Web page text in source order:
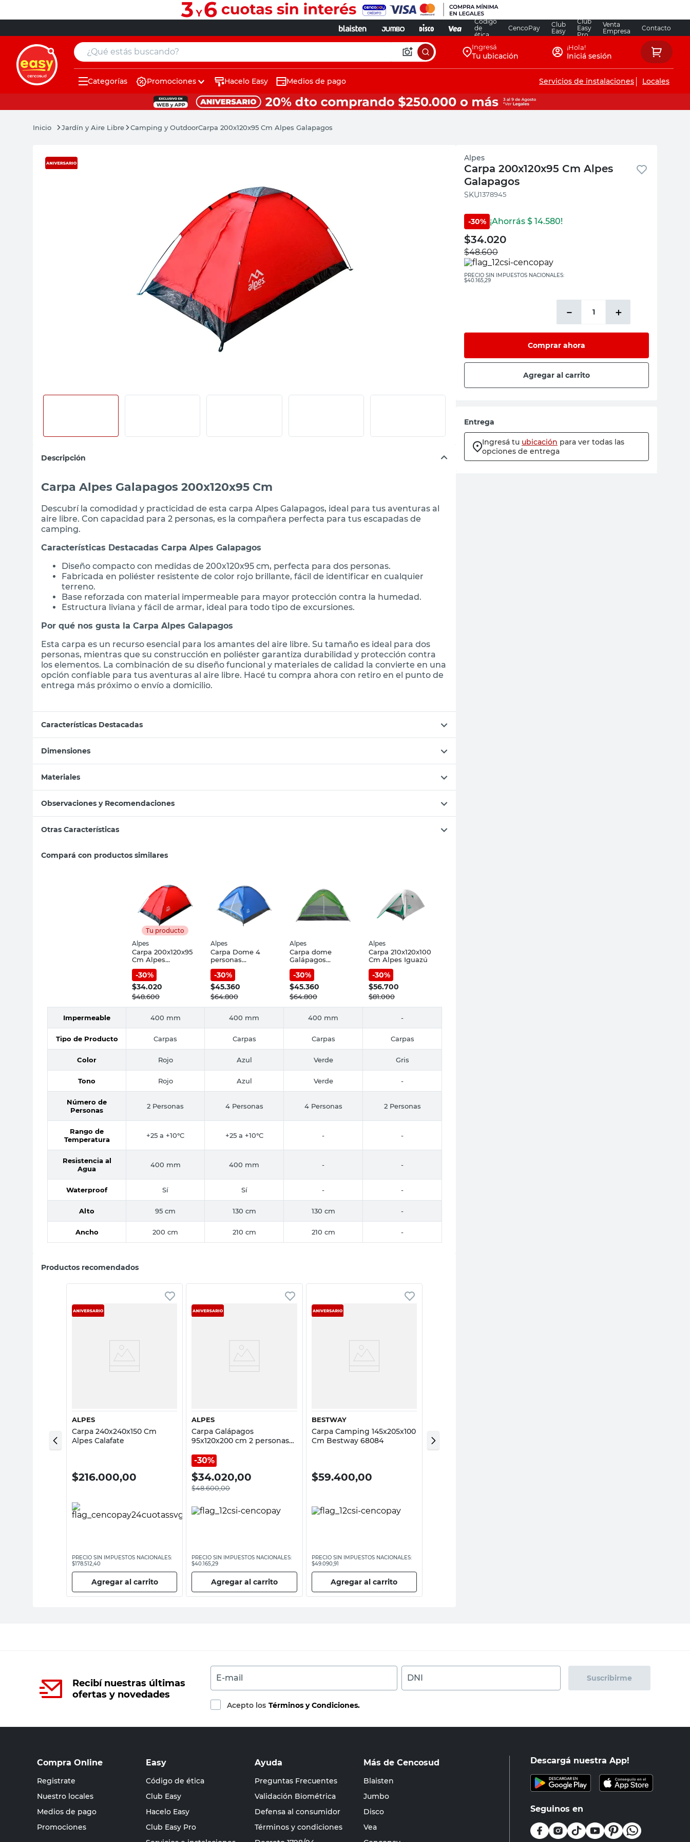
Código
de
ética
CencoPay
Club
Easy
Club
Easy
Pro
Venta
Empresa
Contacto
¿Qué estás buscando? Ingresá
Tu ubicación
¡Hola!
Iniciá sesión
Categorías Promociones Hacelo Easy Medios de pago Servicios de instalaciones Locales
Jardín y Aire Libre Camping y OutdoorCarpa 200x120x95 Cm Alpes Galapagos
Descripción
Carpa Alpes Galapagos 200x120x95 Cm
Descubrí la comodidad y practicidad de esta carpa Alpes Galapagos, ideal para tus aventuras al
aire libre. Con capacidad para 2 personas, es la compañera perfecta para tus escapadas de
camping.
Características Destacadas Carpa Alpes Galapagos
Diseño compacto con medidas de 200x120x95 cm, perfecta para dos personas.
Fabricada en poliéster resistente de color rojo brillante, fácil de identificar en cualquier
terreno.
Base reforzada con material impermeable para mayor protección contra la humedad.
Estructura liviana y fácil de armar, ideal para todo tipo de excursiones.
Por qué nos gusta la Carpa Alpes Galapagos
Esta carpa es un recurso esencial para los amantes del aire libre. Su tamaño es ideal para dos
personas, mientras que su construcción en poliéster garantiza durabilidad y protección contra
los elementos. La combinación de su diseño funcional y materiales de calidad la convierte en una
opción confiable para tus aventuras al aire libre. Hacé tu compra ahora con retiro en el punto de
entrega más próximo o envío a domicilio.
Características Destacadas
Dimensiones
Materiales
Observaciones y Recomendaciones
Otras Características
Compará con productos similares
Tu producto
Alpes
Carpa 200x120x95
Cm Alpes
Galapagos
-30%
$34.020
$48.600
Alpes
Carpa Dome 4
personas
Galápagos azul
Alpes
-30%
$45.360
$64.800
Alpes
Carpa dome
Galápagos
130x210x210 cm 4
personas verde
Alpes
-30%
$45.360
$64.800
Alpes
Carpa 210x120x100
Cm Alpes Iguazú
-30%
$56.700
$81.000
Impermeable 400 mm 400 mm 400 mm -
Tipo de Producto Carpas Carpas Carpas Carpas
Color Rojo Azul Verde Gris
Tono Rojo Azul Verde -
Número de
Personas
2 Personas 4 Personas 4 Personas 2 Personas
Rango de
Temperatura
+25 a +10°C +25 a +10°C - -
Resistencia al
Agua
400 mm 400 mm - -
Waterproof Sí Sí - -
Alto 95 cm 130 cm 130 cm -
Ancho 200 cm 210 cm 210 cm -
Productos recomendados
ALPES
Carpa 240x240x150 Cm
Alpes Calafate
$216.000,00
PRECIO SIN IMPUESTOS NACIONALES:
$178.512,40
Agregar al carrito
ALPES
Carpa Galápagos
95x120x200 cm 2 personas
30%
$34.020,00
$48.600,00
PRECIO SIN IMPUESTOS NACIONALES:
$40.165,29
Agregar al carrito
BESTWAY
Carpa Camping 145x205x100
Cm Bestway 68084
$59.400,00
PRECIO SIN IMPUESTOS NACIONALES:
$49.090,91
Agregar al carrito
140x240x210 cm 4 personas
Alpes
Alpes
Carpa 200x120x95 Cm Alpes
Galapagos
:1378945
-30% ¡Ahorrás $ 14.580!
$34.020
$48.600
PRECIO SIN IMPUESTOS NACIONALES:
$40.165,29
＋
－
Comprar ahora
Agregar al carrito
Entrega
Ingresá tu ubicación para ver todas las
opciones de entrega
Recibí nuestras últimas
ofertas y novedades
E-mail DNI Suscribirme
Acepto los Términos y Condiciones.
Compra Online
Registrate
Nuestro locales
Medios de pago
Promociones
Easy
Código de ética
Club Easy
Hacelo Easy
Club Easy Pro
Ayuda
Preguntas Frecuentes
Validación Biométrica
Defensa al consumidor
Términos y condiciones
Más de Cencosud
Blaisten
Jumbo
Disco
Vea
Descargá nuestra App!
Seguinos en
muebles